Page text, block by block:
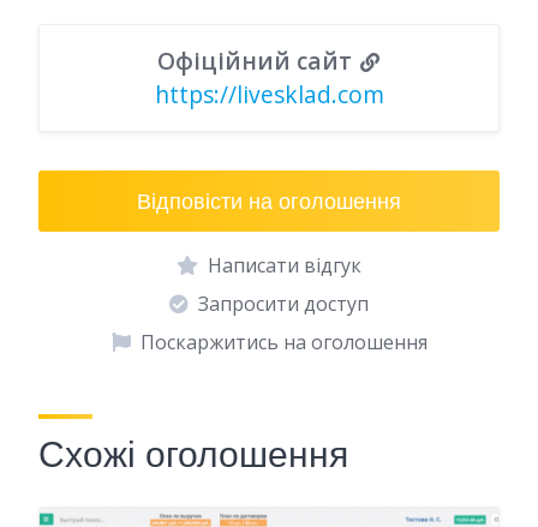
Офіційний сайт
https://livesklad.com
Відповісти на оголошення
Написати відгук
Запросити доступ
Поскаржитись на оголошення
Схожі оголошення